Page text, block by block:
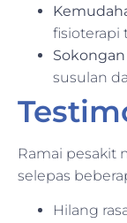
fisioterapi
susulan
Ramai pesakit
selepas
Hilang